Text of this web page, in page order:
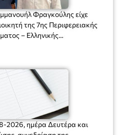
Φραγκούλης είχε
της 7ης Περιφερειακής
– Ελληνικής
Λ.Σ. κ. Ιωάννη
2026, ημέρα Δευτέρα και